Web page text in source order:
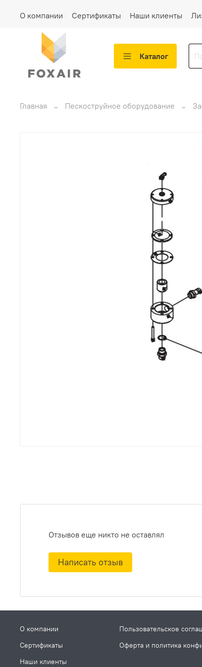
О компании Сертификаты Наши клиенты
Каталог
Главная Пескоструйное оборудование
Отзывов еще никто не оставлял
Написать отзыв
О компании
Сертификаты
Наши клиенты
Пользовательское
Оферта и политика